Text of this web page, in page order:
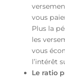
vous
Plus la
les
vous
l’intérêt
Le ratio